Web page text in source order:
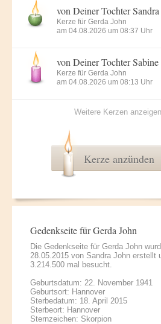
von Deiner Tochter Sandra
Kerze für Gerda John
am 04.08.2026 um 08:37 Uhr
von Deiner Tochter Sabine
Kerze für Gerda John
am 04.08.2026 um 08:13 Uhr
Weitere Kerzen anzeigen
Kerze anzünden
Gedenkseite für Gerda John
Die Gedenkseite für Gerda John
28.05.2015 von Sandra John erstellt
3.214.500 mal besucht.
Geburtsdatum: 22. November 1941
Geburtsort: Hannover
Sterbedatum: 18. April 2015
Sterbeort: Hannover
Sternzeichen: Skorpion